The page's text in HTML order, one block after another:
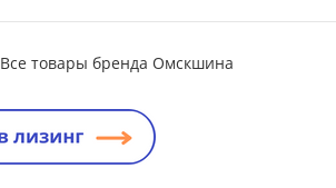
Все товары бренда Омскшина